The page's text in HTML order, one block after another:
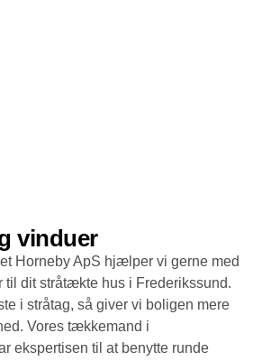
vinduer
Horneby ApS hjælper vi gerne med
til dit stråtækte hus i Frederikssund.
i stråtag, så giver vi boligen mere
Vores tækkemand i
ekspertisen til at benytte runde